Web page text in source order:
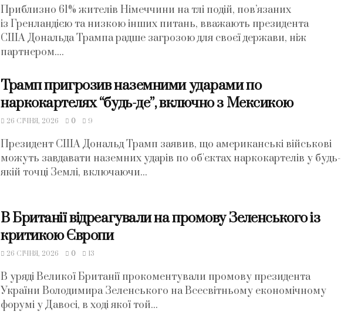
Приблизно 61% жителів Німеччини на тлі подій, пов’язаних
із Гренландією та низкою інших питань, вважають президента
США Дональда Трампа радше загрозою для своєї держави, ніж
партнером....
Трамп пригрозив наземними ударами по
наркокартелях “будь-де”, включно з Мексикою
26 СІЧНЯ, 2026 0 9
Президент США Дональд Трамп заявив, що американські військові
можуть завдавати наземних ударів по об'єктах наркокартелів у будь-
якій точці Землі, включаючи...
В Британії відреагували на промову Зеленського із
критикою Європи
26 СІЧНЯ, 2026 0 13
В уряді Великої Британії прокоментували промову президента
України Володимира Зеленського на Всесвітньому економічному
форумі у Давосі, в ході якої той...